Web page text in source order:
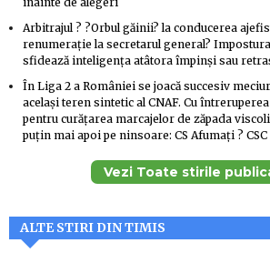
Arbitrajul ? ?Orbul găinii? la conducerea
renumeraţie la secretarul general?
sfidează inteligenţa atâtora împinşi sau
În Liga 2 a României se joacă succesiv
acelaşi teren sintetic al CNAF. Cu
pentru curăţarea marcajelor de zăpada
puţin mai apoi pe ninsoare: CS Afumaţi ?
Vezi Toate stirile
ALTE STIRI DIN TIMIS